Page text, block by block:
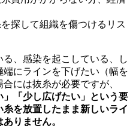
探して組織を傷つけるリス
、感染を起こしている、し
にラインを下げたい（幅を
には抜糸が必要ですが、
」「少し広げたい」という要
を放置したまま新しいライ
りません。